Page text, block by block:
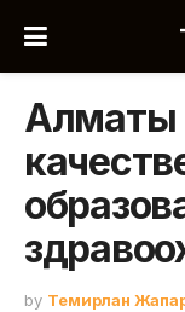
Алматы
by Темирлан